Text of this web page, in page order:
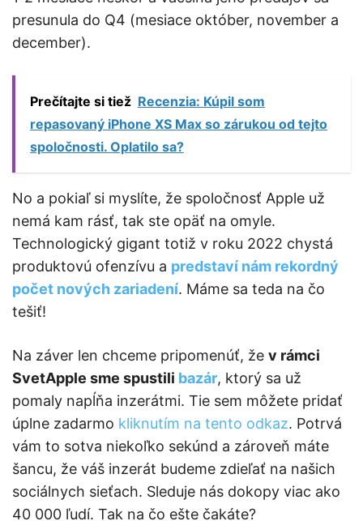
presunula do Q4 (mesiace október, november a
december).
Prečítajte si tiež Recenzia: Kúpil som
repasovaný iPhone XS Max so zárukou od tejto
spoločnosti. Oplatilo sa?
No a pokiaľ si myslíte, že spoločnosť Apple už
nemá kam rásť, tak ste opäť na omyle.
Technologický gigant totiž v roku 2022 chystá
produktovú ofenzívu a predstaví nám rekordný
počet nových zariadení. Máme sa teda na čo
tešiť!
Na záver len chceme pripomenúť, že v rámci
SvetApple sme spustili bazár, ktorý sa už
pomaly napĺňa inzerátmi. Tie sem môžete pridať
úplne zadarmo kliknutím na tento odkaz. Potrvá
vám to sotva niekoľko sekúnd a zároveň máte
šancu, že váš inzerát budeme zdieľať na našich
sociálnych sieťach. Sleduje nás dokopy viac ako
40 000 ľudí. Tak na čo ešte čakáte?